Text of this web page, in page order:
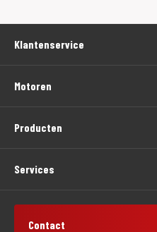
Klantenservice
Motoren
Producten
Services
Contact